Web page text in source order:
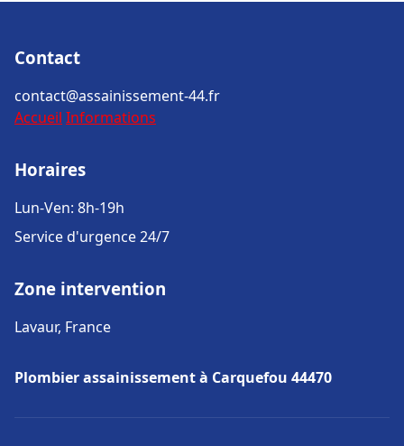
Contact
contact@assainissement-44.fr
Accueil Informations
Horaires
Lun-Ven: 8h-19h
Service d'urgence 24/7
Zone intervention
Lavaur, France
Plombier assainissement à Carquefou 44470